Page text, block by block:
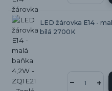
LED žárovka E14 -
bílá 2700K